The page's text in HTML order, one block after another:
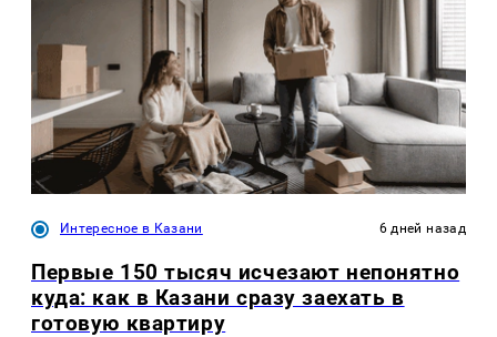
Интересное в Казани 6 дней назад
Первые 150 тысяч исчезают непонятно
куда: как в Казани сразу заехать в
готовую квартиру